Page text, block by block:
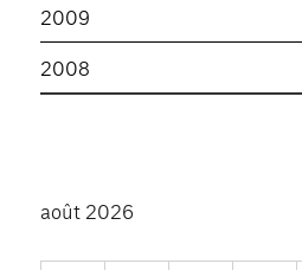
2009
2008
août 2026